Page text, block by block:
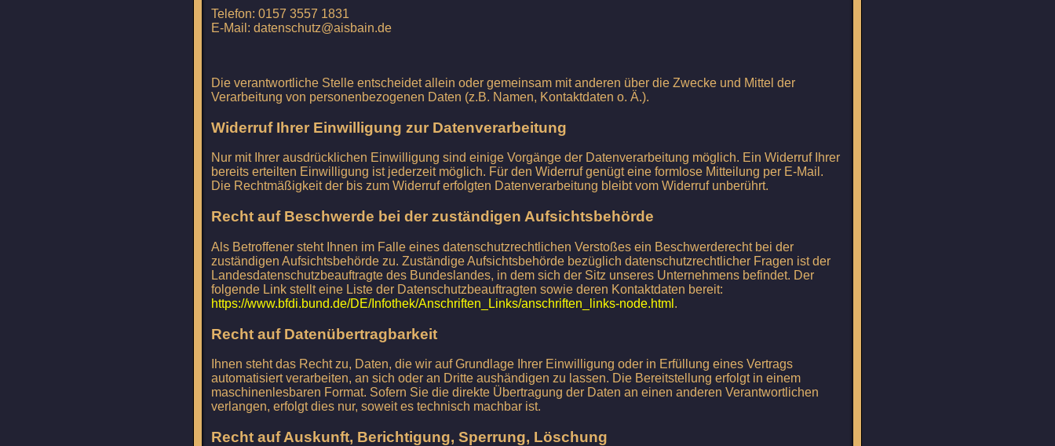
Telefon: 0157 3557 1831
E-Mail: datenschutz@aisbain.de
Die verantwortliche Stelle entscheidet allein oder gemeinsam mit anderen über die Zwecke und Mittel der
Verarbeitung von personenbezogenen Daten (z.B. Namen, Kontaktdaten o. Ä.).
Widerruf Ihrer Einwilligung zur Datenverarbeitung
Nur mit Ihrer ausdrücklichen Einwilligung sind einige Vorgänge der Datenverarbeitung möglich. Ein Widerruf Ihrer
bereits erteilten Einwilligung ist jederzeit möglich. Für den Widerruf genügt eine formlose Mitteilung per E-Mail.
Die Rechtmäßigkeit der bis zum Widerruf erfolgten Datenverarbeitung bleibt vom Widerruf unberührt.
Recht auf Beschwerde bei der zuständigen Aufsichtsbehörde
Als Betroffener steht Ihnen im Falle eines datenschutzrechtlichen Verstoßes ein Beschwerderecht bei der
zuständigen Aufsichtsbehörde zu. Zuständige Aufsichtsbehörde bezüglich datenschutzrechtlicher Fragen ist der
Landesdatenschutzbeauftragte des Bundeslandes, in dem sich der Sitz unseres Unternehmens befindet. Der
folgende Link stellt eine Liste der Datenschutzbeauftragten sowie deren Kontaktdaten bereit:
https://www.bfdi.bund.de/DE/Infothek/Anschriften_Links/anschriften_links-node.html .
Recht auf Datenübertragbarkeit
Ihnen steht das Recht zu, Daten, die wir auf Grundlage Ihrer Einwilligung oder in Erfüllung eines Vertrags
automatisiert verarbeiten, an sich oder an Dritte aushändigen zu lassen. Die Bereitstellung erfolgt in einem
maschinenlesbaren Format. Sofern Sie die direkte Übertragung der Daten an einen anderen Verantwortlichen
verlangen, erfolgt dies nur, soweit es technisch machbar ist.
Recht auf Auskunft, Berichtigung, Sperrung, Löschung